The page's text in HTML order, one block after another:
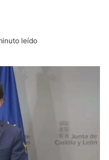
leído